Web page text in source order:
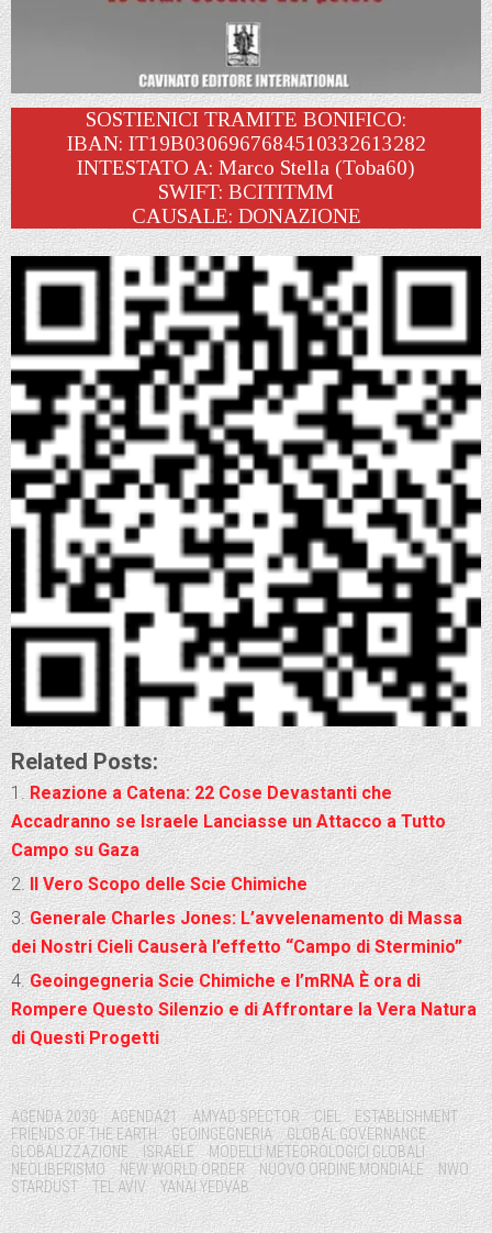
SOSTIENICI TRAMITE BONIFICO:
IBAN: IT19B0306967684510332613282
INTESTATO A: Marco Stella (Toba60)
SWIFT: BCITITMM
CAUSALE: DONAZIONE
Related Posts:
Reazione a Catena: 22 Cose Devastanti che
Accadranno se Israele Lanciasse un Attacco a Tutto
Campo su Gaza
Il Vero Scopo delle Scie Chimiche
Generale Charles Jones: L’avvelenamento di Massa
dei Nostri Cieli Causerà l’effetto “Campo di Sterminio”
Geoingegneria Scie Chimiche e l’mRNA È ora di
Rompere Questo Silenzio e di Affrontare la Vera Natura
di Questi Progetti
Tags:
AGENDA 2030 AGENDA21 AMYAD SPECTOR CIEL
ESTABLISHMENT
FRIENDS OF THE EARTH
GEOINGEGNERIA
GLOBAL GOVERNANCE
GLOBALIZZAZIONE
ISRAELE
MODELLI METEOROLOGICI GLOBALI
NEOLIBERISMO
NEW WORLD ORDER NUOVO ORDINE MONDIALE
NWO
STARDUST
TEL AVIV YANAI YEDVAB